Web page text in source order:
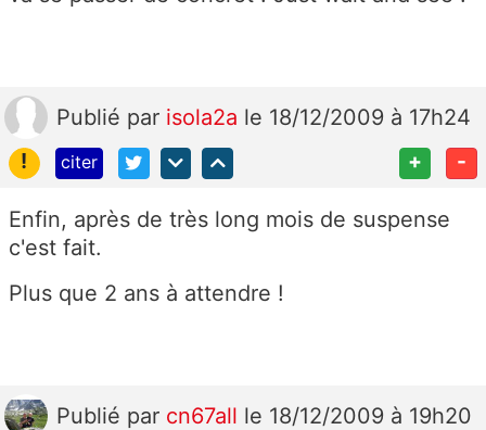
Publié par isola2a le 18/12/2009 à 17h24
!
citer + -
Enfin, après de très long mois de suspense
c'est fait.
Plus que 2 ans à attendre !
Publié par cn67all le 18/12/2009 à 19h20